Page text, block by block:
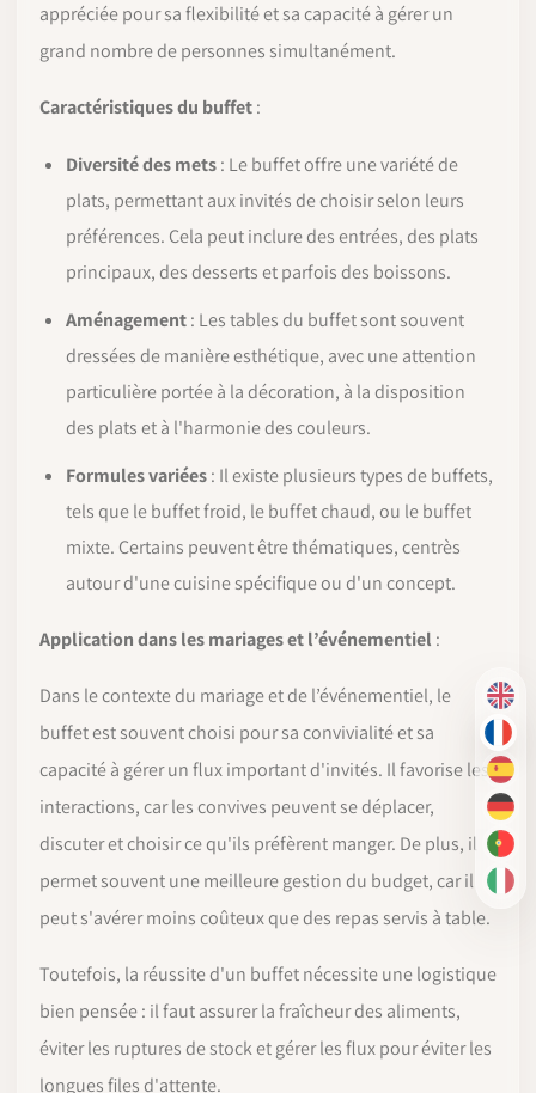
EN
FR
ES
DE
PT-
IT
appréciée pour sa flexibilité et sa capacité à gérer un
grand nombre de personnes simultanément.
Caractéristiques du buffet:
Diversité des mets: Le buffet offre une variété de
plats, permettant aux invités de choisir selon leurs
préférences. Cela peut inclure des entrées, des plats
principaux, des desserts et parfois des boissons.
Aménagement: Les tables du buffet sont souvent
dressées de manière esthétique, avec une attention
particulière portée à la décoration, à la disposition
des plats et à l'harmonie des couleurs.
Formules variées: Il existe plusieurs types de buffets,
tels que le buffet froid, le buffet chaud, ou le buffet
mixte. Certains peuvent être thématiques, centrès
autour d'une cuisine spécifique ou d'un concept.
Application dans les mariages et l’événementiel :
Dans le contexte du mariage et de l’événementiel, le
buffet est souvent choisi pour sa convivialité et sa
capacité à gérer un flux important d'invités. Il favorise les
interactions, car les convives peuvent se déplacer,
discuter et choisir ce qu'ils préfèrent manger. De plus, il
permet souvent une meilleure gestion du budget, car il
peut s'avérer moins coûteux que des repas servis à table.
Toutefois, la réussite d'un buffet nécessite une logistique
bien pensée : il faut assurer la fraîcheur des aliments,
éviter les ruptures de stock et gérer les flux pour éviter les
longues files d'attente.